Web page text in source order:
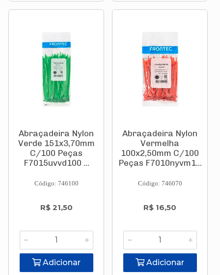
Abraçadeira Nylon
Verde 151x3,70mm
C/100 Peças
F7015uvvd100 ...
Código: 746100
R$ 21,50
Adicionar
Abraçadeira Nylon
Vermelha
100x2,50mm C/100
Peças F7010nyvm1...
Código: 746070
R$ 16,50
Adicionar